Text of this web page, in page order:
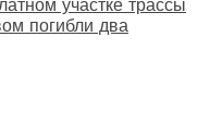
участке трассы
погибли два